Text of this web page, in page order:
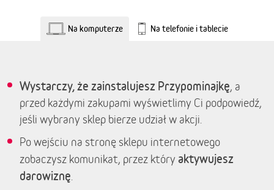
Na komputerze Na telefonie i tablecie
Wystarczy, że zainstalujesz Przypominajkę, a
przed każdymi zakupami wyświetlimy Ci podpowiedź,
jeśli wybrany sklep bierze udział w akcji.
Po wejściu na stronę sklepu internetowego
zobaczysz komunikat, przez który aktywujesz
darowiznę